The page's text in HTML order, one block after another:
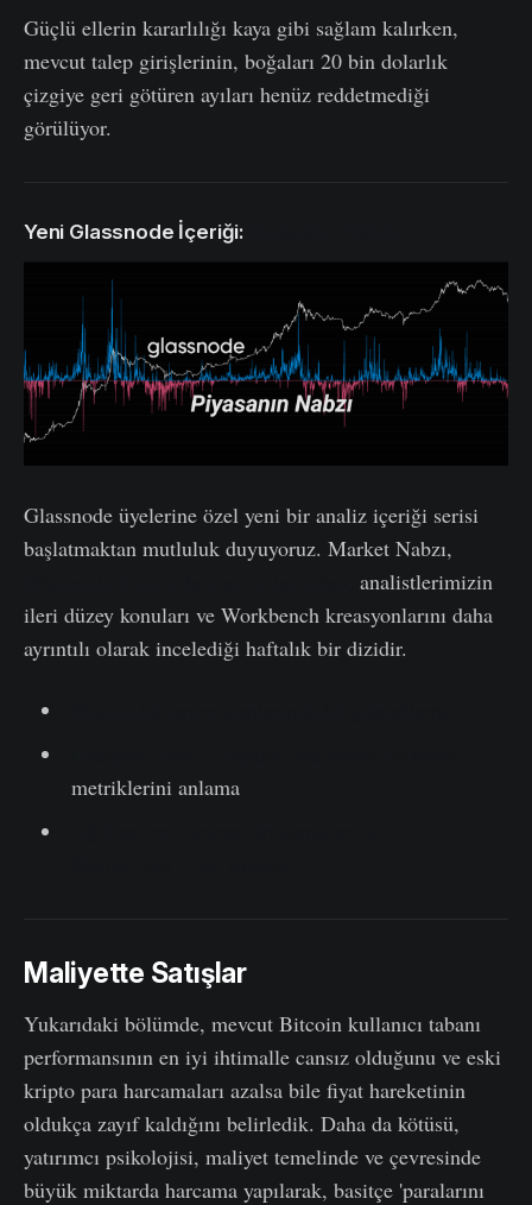
Güçlü ellerin kararlılığı kaya gibi sağlam kalırken,
mevcut talep girişlerinin, boğaları 20 bin dolarlık
çizgiye geri götüren ayıları henüz reddetmediği
görülüyor.
Yeni Glassnode İçeriği:
Glassnode üyelerine özel yeni bir analiz içeriği serisi
başlatmaktan mutluluk duyuyoruz. Market Nabzı,
analistlerimizin
ileri düzey konuları ve Workbench kreasyonlarını daha
ayrıntılı olarak incelediği haftalık bir dizidir.
metriklerini anlama
Maliyette Satışlar
Yukarıdaki bölümde, mevcut Bitcoin kullanıcı tabanı
performansının en iyi ihtimalle cansız olduğunu ve eski
kripto para harcamaları azalsa bile fiyat hareketinin
oldukça zayıf kaldığını belirledik. Daha da kötüsü,
yatırımcı psikolojisi, maliyet temelinde ve çevresinde
büyük miktarda harcama yapılarak, basitçe 'paralarını